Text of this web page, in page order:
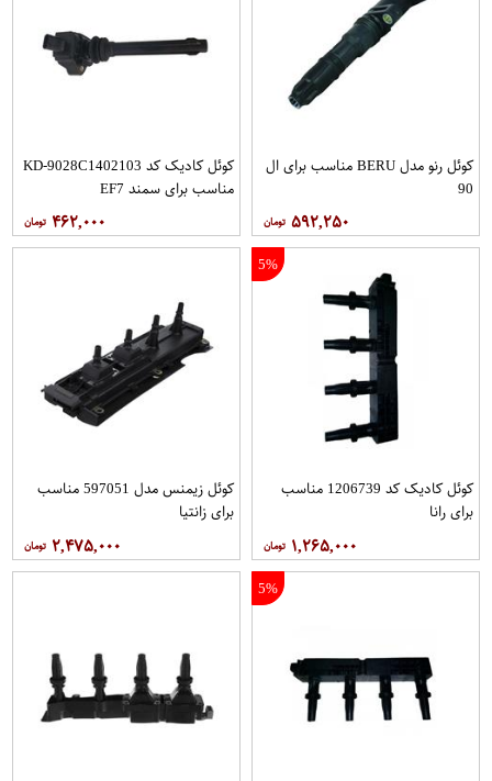
کوئل رنو مدل BERU مناسب برای ال
90
۵۹۲,۲۵۰
کوئل کادیک کد KD-9028C1402103
مناسب برای سمند EF7
۴۶۲,۰۰۰
5%
کوئل کادیک کد 1206739 مناسب
برای رانا
۱,۲۶۵,۰۰۰
کوئل زیمنس مدل 597051 مناسب
برای زانتیا
۲,۴۷۵,۰۰۰
5%